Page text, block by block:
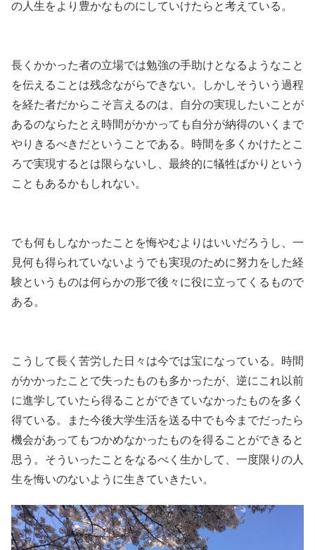
の人生をより豊かなものにしていけたらと考えている。
長くかかった者の立場では勉強の手助けとなるようなこと
を伝えることは残念ながらできない。しかしそういう過程
を経た者だからこそ言えるのは、自分の実現したいことが
あるのならたとえ時間がかかっても自分が納得のいくまで
やりきるべきだということである。時間を多くかけたとこ
ろで実現するとは限らないし、最終的に犠牲ばかりという
こともあるかもしれない。
でも何もしなかったことを悔やむよりはいいだろうし、一
見何も得られていないようでも実現のために努力をした経
験というものは何らかの形で後々に役に立ってくるもので
ある。
こうして長く苦労した日々は今では宝になっている。時間
がかかったことで失ったものも多かったが、逆にこれ以前
に進学していたら得ることができていなかったものを多く
得ている。また今後大学生活を送る中でも今までだったら
機会があってもつかめなかったものを得ることができると
思う。そういったことをなるべく生かして、一度限りの人
生を悔いのないように生きていきたい。